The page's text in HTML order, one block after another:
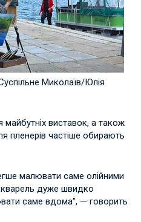
Миколаїв/Юлія
виставок, а також
пленерів частіше обирають
малювати саме олійними
дуже швидко
саме вдома", — говорить